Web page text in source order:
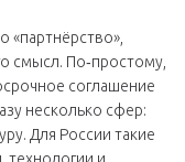
«партнёрство»,
смысл. По‑простому,
соглашение
несколько сфер:
Для России такие